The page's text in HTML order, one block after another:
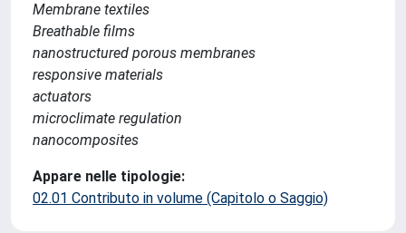
Membrane textiles
Breathable films
nanostructured porous membranes
responsive materials
actuators
microclimate regulation
nanocomposites
Appare nelle tipologie:
02.01 Contributo in volume (Capitolo o Saggio)